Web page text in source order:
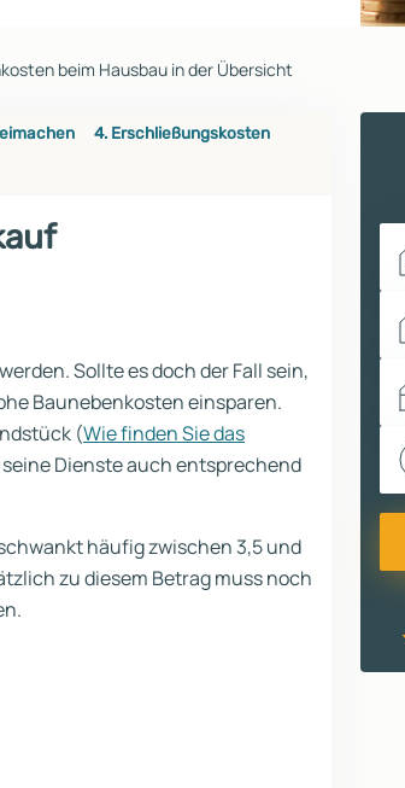
beim Hausbau in der Übersicht
4. Erschließungskosten
Sollte es doch der Fall sein,
Baunebenkosten einsparen.
(Wie finden Sie das
Dienste auch entsprechend
häufig zwischen 3,5 und
zu diesem Betrag muss noch